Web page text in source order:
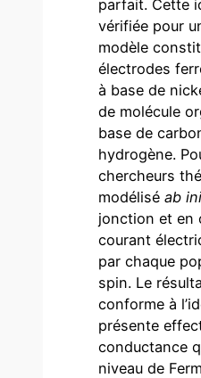
parfait. Cette
vérifiée pour
modèle
électrodes
à base de
de molécule
base de
hydrogène.
chercheurs
modéliséab
jonction et en
courant
par chaque
spin. Le
conforme à
présente
conductance
niveau de